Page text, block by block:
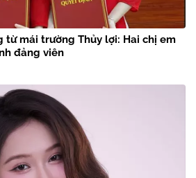
từ mái trường Thủy lợi: Hai chị em
đảng viên